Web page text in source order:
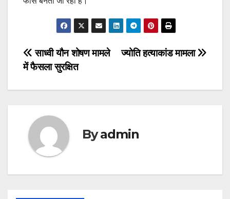
Post
navigation
ज्योति हत्याकांड मामला
साध्वी यौन शोषण मामले
में फैसला सुरक्षित
Byadmin